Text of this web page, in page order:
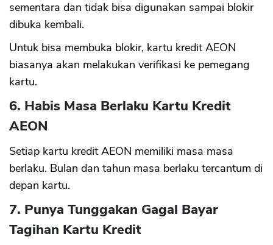
sementara dan tidak bisa digunakan sampai blokir
dibuka kembali.
Untuk bisa membuka blokir, kartu kredit AEON
biasanya akan melakukan verifikasi ke pemegang
kartu.
6. Habis Masa Berlaku Kartu Kredit
AEON
Setiap kartu kredit AEON memiliki masa masa
berlaku. Bulan dan tahun masa berlaku tercantum di
depan kartu.
7. Punya Tunggakan Gagal Bayar
Tagihan Kartu Kredit